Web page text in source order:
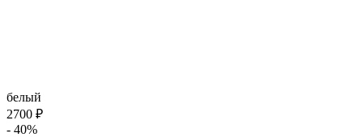
белый
2700 ₽
- 40%